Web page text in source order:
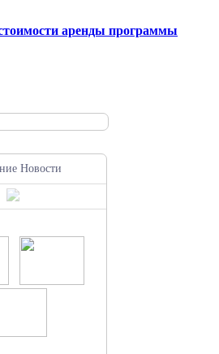
аренды программы
Новости